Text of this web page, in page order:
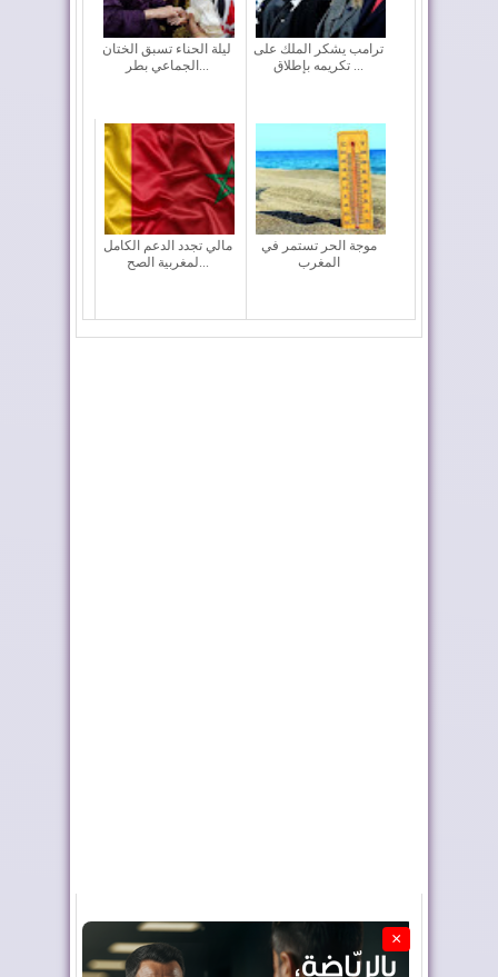
ليلة الحناء تسبق الختان
الجماعي بطر...
ترامب يشكر الملك على
مالي تجدد الدعم الكامل
موجة الحر تستمر في
المغرب
×